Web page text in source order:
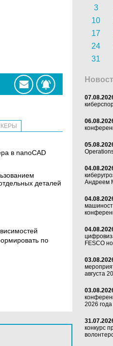
в nanoCAD
деталей
по
3
10
17
24
31
Андреем
FESCO
августа
2026 года
конкурс